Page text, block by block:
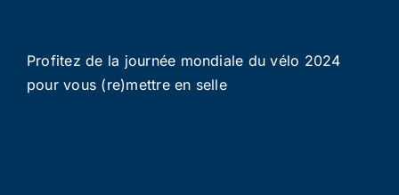
Profitez de la journée mondiale du vélo 2024
pour vous (re)mettre en selle